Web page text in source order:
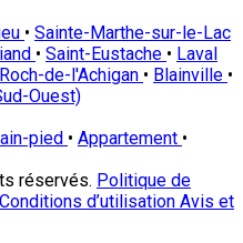
• Sainte-Marthe-sur-le-Lac
• Saint-Eustache • Laval
de-l'Achigan • Blainville •
Ouest)
pied • Appartement •
réservés. Politique de
Conditions d’utilisation Avis et